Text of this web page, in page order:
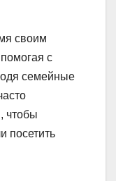
своим
с
семейные
чтобы
посетить